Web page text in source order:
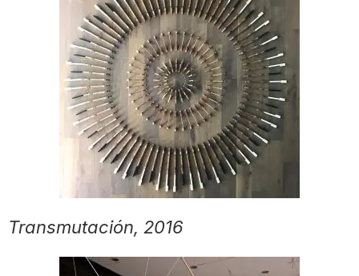
Transmutación, 2016